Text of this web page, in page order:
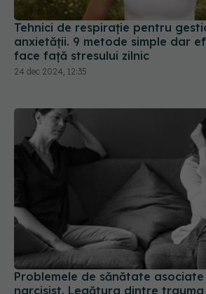
Tehnici de respirație pentru
anxietății. 9 metode simple dar
face față stresului zilnic
24 dec 2024, 12:35
Problemele de sănătate
narcisist. Legătura dintre trauma